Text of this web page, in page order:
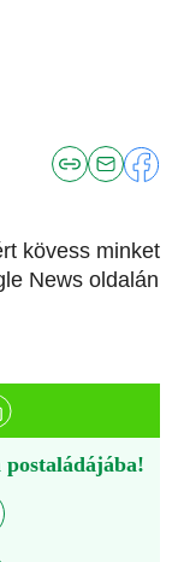
kövess minket
News oldalán